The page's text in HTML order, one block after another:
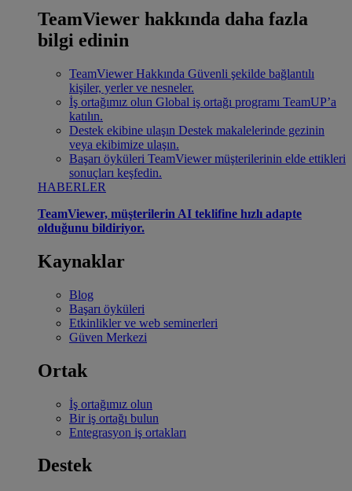
TeamViewer hakkında daha fazla
bilgi edinin
TeamViewer Hakkında Güvenli şekilde bağlantılı
kişiler, yerler ve nesneler.
İş ortağımız olun Global iş ortağı programı TeamUP’a
katılın.
Destek ekibine ulaşın Destek makalelerinde gezinin
veya ekibimize ulaşın.
Başarı öyküleri TeamViewer müşterilerinin elde ettikleri
sonuçları keşfedin.
HABERLER
TeamViewer, müşterilerin AI teklifine hızlı adapte
olduğunu bildiriyor.
Kaynaklar
Blog
Başarı öyküleri
Etkinlikler ve web seminerleri
Güven Merkezi
Ortak
İş ortağımız olun
Bir iş ortağı bulun
Entegrasyon iş ortakları
Destek